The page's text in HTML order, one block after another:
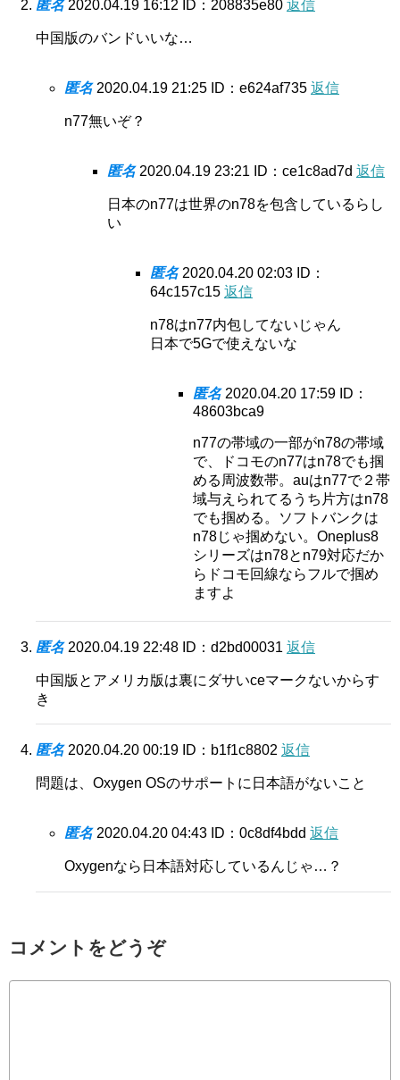
匿名 2020.04.19 16:12 ID：208835e80 返信
中国版のバンドいいな…
匿名 2020.04.19 21:25 ID：e624af735 返信
n77無いぞ？
匿名 2020.04.19 23:21 ID：ce1c8ad7d 返信
日本のn77は世界のn78を包含しているらし
い
匿名 2020.04.20 02:03 ID：
64c157c15 返信
n78はn77内包してないじゃん
日本で5Gで使えないな
匿名 2020.04.20 17:59 ID：
48603bca9
n77の帯域の一部がn78の帯域
で、ドコモのn77はn78でも掴
める周波数帯。auはn77で２帯
域与えられてるうち片方はn78
でも掴める。ソフトバンクは
n78じゃ掴めない。Oneplus8
シリーズはn78とn79対応だか
らドコモ回線ならフルで掴め
ますよ
匿名 2020.04.19 22:48 ID：d2bd00031 返信
中国版とアメリカ版は裏にダサいceマークないからす
き
匿名 2020.04.20 00:19 ID：b1f1c8802 返信
問題は、Oxygen OSのサポートに日本語がないこと
匿名 2020.04.20 04:43 ID：0c8df4bdd 返信
Oxygenなら日本語対応しているんじゃ…？
コメントをどうぞ